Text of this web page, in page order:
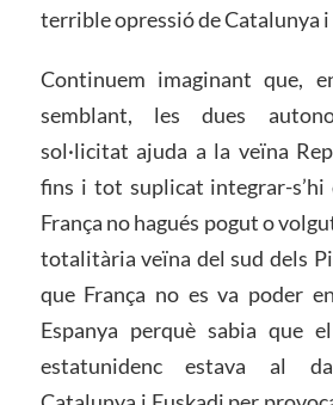
terrible opressió de Catalunya i
Continuem imaginant que,
semblant, les dues
sol·licitat ajuda a la veïna
fins i tot suplicat integrar-s’hi
França no hagués pogut o
totalitària veïna del sud dels
que França no es va poder
Espanya perquè sabia que
estatunidenc estava al